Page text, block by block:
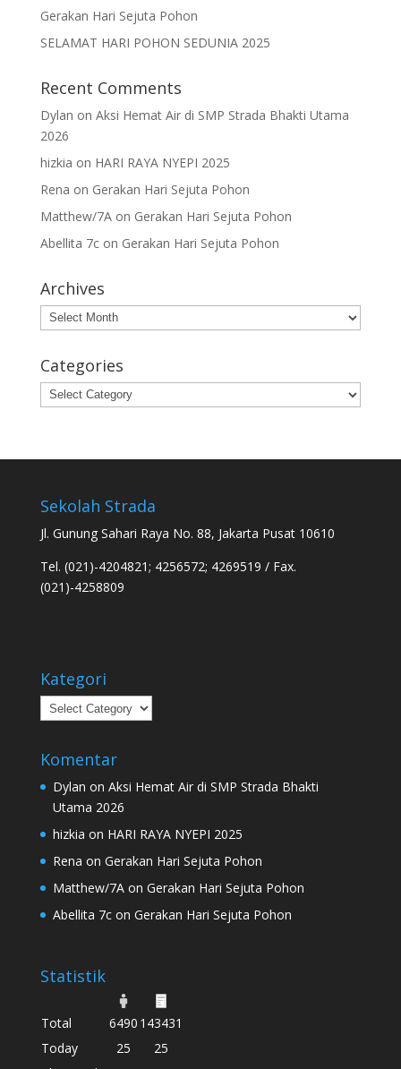
Gerakan Hari Sejuta Pohon
SELAMAT HARI POHON SEDUNIA 2025
Recent Comments
Dylan on Aksi Hemat Air di SMP Strada Bhakti Utama
2026
hizkia on HARI RAYA NYEPI 2025
Rena on Gerakan Hari Sejuta Pohon
Matthew/7Aon Gerakan Hari Sejuta Pohon
Abellita 7con Gerakan Hari Sejuta Pohon
Archives
Archives
Categories
Categories
Sekolah Strada
Jl. Gunung Sahari Raya No. 88, Jakarta Pusat 10610
Tel. (021)-4204821; 4256572; 4269519 / Fax.
(021)-4258809
Kategori
Kategori
Komentar
Dylan on Aksi Hemat Air di SMP Strada Bhakti
Utama 2026
hizkia on HARI RAYA NYEPI 2025
Rena on Gerakan Hari Sejuta Pohon
Matthew/7Aon Gerakan Hari Sejuta Pohon
Abellita 7con Gerakan Hari Sejuta Pohon
Statistik
Total 6490 143431
Today
25
25